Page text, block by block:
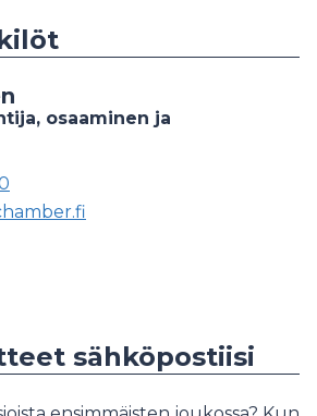
osaaminen ja
sähköpostiisi